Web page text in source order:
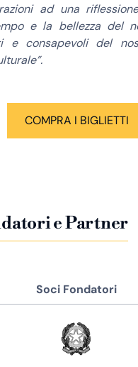
ad una
e la bellezza del
e consapevoli del
COMPRA I BIGLIETTI
e Partner
Soci Fondatori